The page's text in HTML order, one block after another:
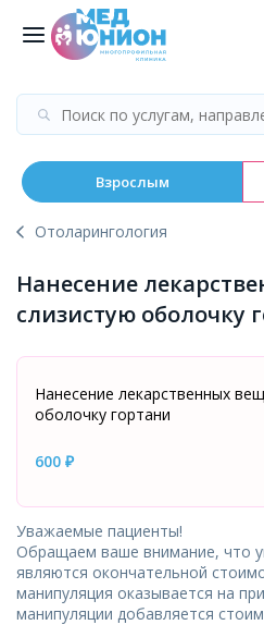
Взрослым
Отоларингология
Нанесение
слизистую оболочку
Нанесение лекарственных
оболочку гортани
600 ₽
Уважаемые пациенты!
Обращаем ваше внимание, что
являются окончательной
манипуляция оказывается на
манипуляции добавляется